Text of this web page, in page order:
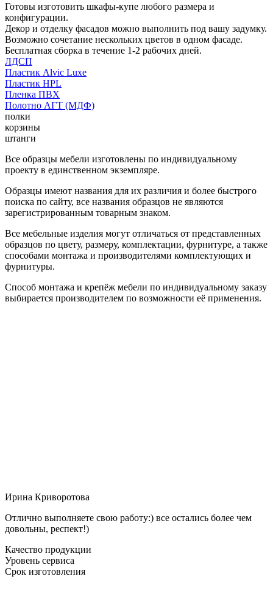
Готовы изготовить шкафы-купе любого размера и
конфигурации.
Декор и отделку фасадов можно выполнить под вашу задумку.
Возможно сочетание нескольких цветов в одном фасаде.
Бесплатная сборка в течение 1-2 рабочих дней.
ЛДСП
Пластик Alvic Luxe
Пластик HPL
Пленка ПВХ
Полотно АГТ (МДФ)
полки
корзины
штанги
Все образцы мебели изготовлены по индивидуальному
проекту в единственном экземпляре.
Образцы имеют названия для их различия и более быстрого
поиска по сайту, все названия образцов не являются
зарегистрированным товарным знаком.
Все мебельные изделия могут отличаться от представленных
образцов по цвету, размеру, комплектации, фурнитуре, а также
способами монтажа и производителями комплектующих и
фурнитуры.
Способ монтажа и крепёж мебели по индивидуальному заказу
выбирается производителем по возможности её применения.
Ирина Криворотова
Отлично выполняете свою работу:) все остались более чем
довольны, респект!)
Качество продукции
Уровень сервиса
Срок изготовления